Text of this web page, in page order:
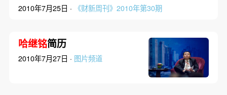
2010年7月25日 · 《财新周刊》2010年第30期
哈继铭简历
2010年7月27日 · 图片频道